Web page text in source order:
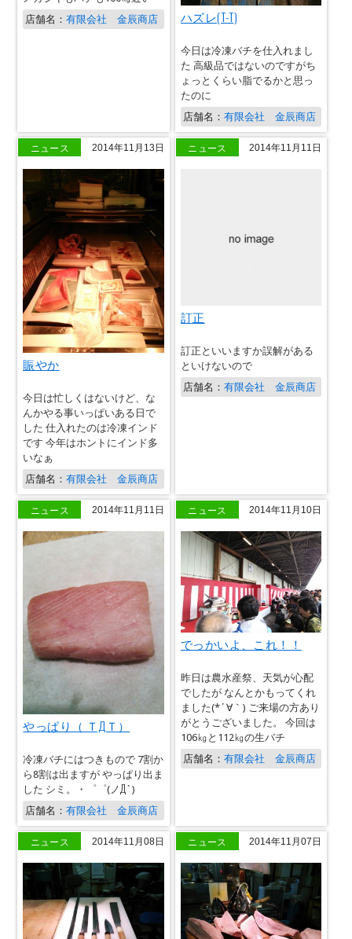
店舗名：有限会社 金辰商店 ハズレ(T-T)
今日は冷凍バチを仕入れまし
た 高級品ではないのですがち
ょっとくらい脂でるかと思っ
たのに
店舗名： 有限会社 金辰商店
ニュース 2014年11月13日
賑やか
今日は忙しくはないけど、な
んかやる事いっぱいある日で
した 仕入れたのは冷凍インド
です 今年はホントにインド多
いなぁ
店舗名：有限会社 金辰商店
ニュース 2014年11月11日
訂正
訂正といいますか誤解がある
といけないので
店舗名： 有限会社 金辰商店
ニュース 2014年11月11日
やっぱり（ ＴДＴ）
冷凍バチにはつきもので 7割か
ら8割は出ますが やっぱり出ま
した シミ。・゜゜(ノД`)
店舗名：有限会社 金辰商店
ニュース 2014年11月10日
でっかいよ、これ！！
昨日は農水産祭、天気が心配
でしたが なんとかもってくれ
ました(*´∀｀) ご来場の方あり
がとうございました。 今回は
106㎏と112㎏の生バチ
店舗名： 有限会社 金辰商店
ニュース 2014年11月08日 ニュース 2014年11月07日